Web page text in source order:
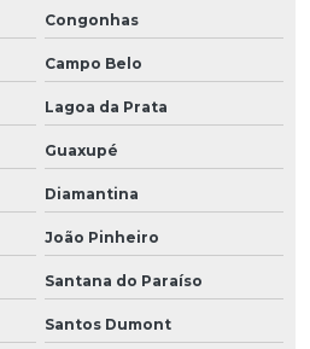
Congonhas
Campo Belo
Lagoa da Prata
Guaxupé
Diamantina
João Pinheiro
Santana do Paraíso
Santos Dumont